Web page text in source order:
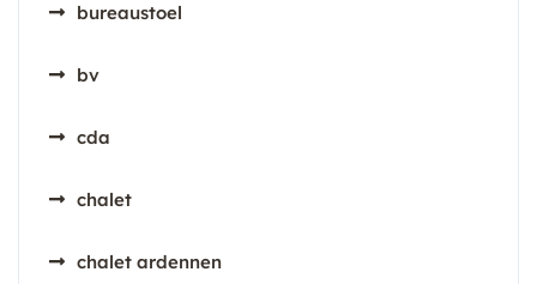
bureaustoel
bv
cda
chalet
chalet ardennen